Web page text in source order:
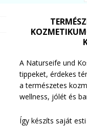
A Naturseife und
tippeket, érdekes
a természetes
wellness, jólét és
Így készíts saját